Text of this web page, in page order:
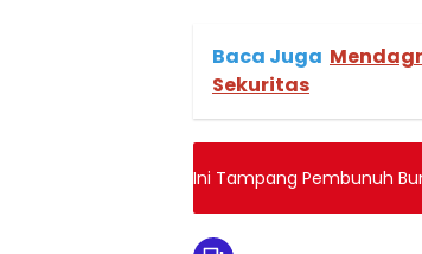
Baca Juga
Sekuritas
Ini Tampang Pembunuh